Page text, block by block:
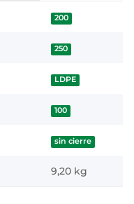
200
250
LDPE
100
sin cierre
9,20 kg